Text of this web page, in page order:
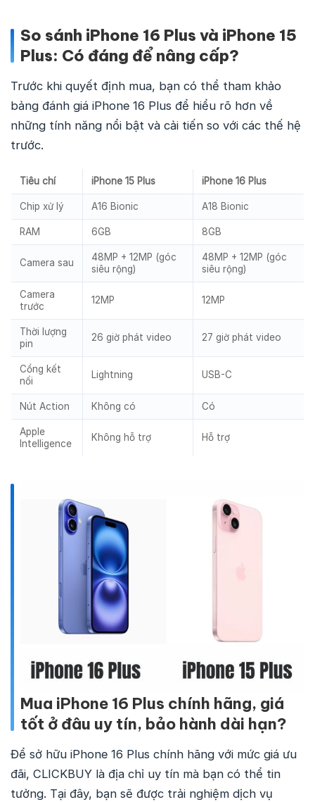
So sánh iPhone 16 Plus và iPhone 15
Plus: Có đáng để nâng cấp?
Trước khi quyết định mua, bạn có thể tham khảo
bảng đánh giá iPhone 16 Plus để hiểu rõ hơn về
những tính năng nổi bật và cải tiến so với các thế hệ
trước.
Tiêu chí iPhone 15 Plus iPhone 16 Plus
Chip xử lý A16 Bionic A18 Bionic
RAM 6GB 8GB
Camera sau
48MP + 12MP (góc
siêu rộng)
48MP + 12MP (góc
siêu rộng)
Camera
trước
12MP 12MP
Thời lượng
pin
26 giờ phát video 27 giờ phát video
Cổng kết
nối
Lightning USB-C
Nút Action Không có Có
Apple
Intelligence
Không hỗ trợ Hỗ trợ
Mua iPhone 16 Plus chính hãng, giá
tốt ở đâu uy tín, bảo hành dài hạn?
Để sở hữu iPhone 16 Plus chính hãng với mức giá ưu
đãi, CLICKBUY là địa chỉ uy tín mà bạn có thể tin
tưởng. Tại đây, bạn sẽ được trải nghiệm dịch vụ